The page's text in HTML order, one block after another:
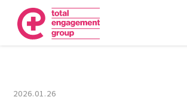
2026.01.26